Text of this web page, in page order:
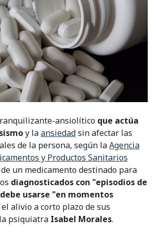
ansiolítico que actúa
y laansiedadsin afectar las
de la persona, según laAgencia
y Productos Sanitarios
un medicamento destinado para
diagnosticados con "episodios de
debe usarse "en momentos
alivio a corto plazo de sus
psiquiatra Isabel Morales.